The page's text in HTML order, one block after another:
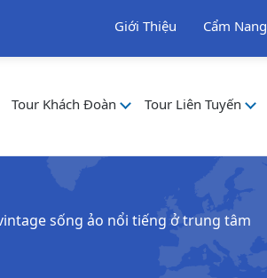
Giới Thiệu Cẩm Nang
Tour Khách Đoàn Tour Liên Tuyến
sống ảo nổi tiếng ở trung tâm